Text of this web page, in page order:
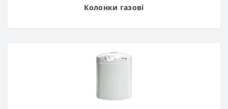
Колонки газові